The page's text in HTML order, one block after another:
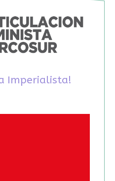
Imperialista!